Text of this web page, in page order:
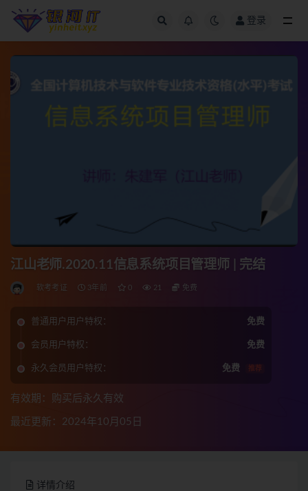
登录
江山老师.2020.11信息系统项目管理师 | 完结
软考考证 3年前 0 21 免费
普通用户用户特权： 免费
会员用户特权： 免费
永久会员用户特权： 免费 推荐
有效期：购买后永久有效
最近更新：2024年10月05日
详情介绍